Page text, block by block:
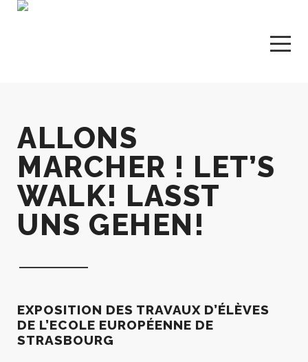
ALLONS
MARCHER ! LET’S
WALK! LASST
UNS GEHEN!
EXPOSITION DES TRAVAUX D’ÉLÈVES
DE L’ECOLE EUROPÉENNE DE
STRASBOURG